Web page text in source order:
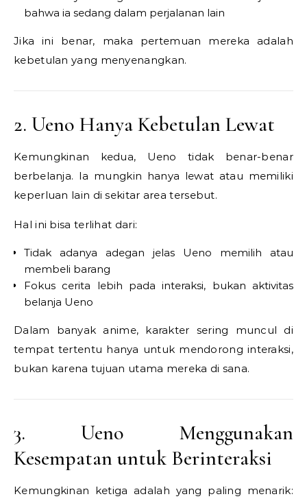
bahwa ia sedang dalam perjalanan lain
Jika ini benar, maka pertemuan mereka adalah
kebetulan yang menyenangkan.
2. Ueno Hanya Kebetulan Lewat
Kemungkinan kedua, Ueno tidak benar-benar
berbelanja. Ia mungkin hanya lewat atau memiliki
keperluan lain di sekitar area tersebut.
Hal ini bisa terlihat dari:
Tidak adanya adegan jelas Ueno memilih atau
membeli barang
Fokus cerita lebih pada interaksi, bukan aktivitas
belanja Ueno
Dalam banyak anime, karakter sering muncul di
tempat tertentu hanya untuk mendorong interaksi,
bukan karena tujuan utama mereka di sana.
3. Ueno Menggunakan
Kesempatan untuk Berinteraksi
Kemungkinan ketiga adalah yang paling menarik: